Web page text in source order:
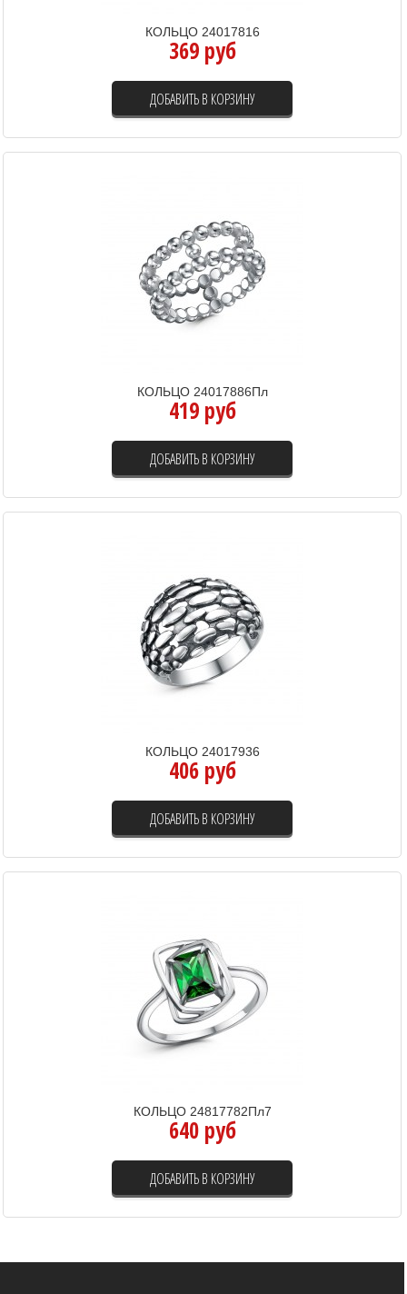
КОЛЬЦО 24017816
369 руб
ДОБАВИТЬ В КОРЗИНУ
КОЛЬЦО 24017886Пл
419 руб
ДОБАВИТЬ В КОРЗИНУ
КОЛЬЦО 24017936
406 руб
ДОБАВИТЬ В КОРЗИНУ
КОЛЬЦО 24817782Пл7
640 руб
ДОБАВИТЬ В КОРЗИНУ